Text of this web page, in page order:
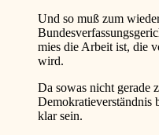
Und so muß zum
mies die Arbeit ist, die
wird.
Da sowas nicht gerade
Demokratieverständnis
klar sein.